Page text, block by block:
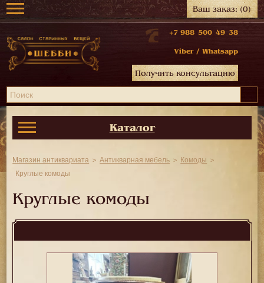
Ваш заказ:(0)
+7 988 500 49 38
Viber / Whatsapp
Получить консультацию
Каталог
Магазин антиквариата Антикварная мебель
Комоды
Круглые комоды
Круглые комоды